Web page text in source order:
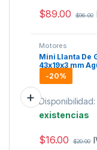
$89.00 $96.00
Motores
Mini Llanta De
43x19x3 mm
Tipo D
-20%
Disponibilidad:
existencias
$16.00 $20.00